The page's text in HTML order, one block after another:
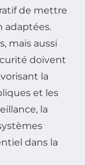
de mettre
adaptées.
mais aussi
doivent
la
et les
la
dans la